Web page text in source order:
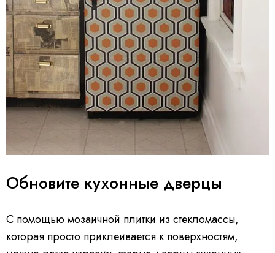
Обновите кухонные дверцы
С помощью мозаичной плитки из стекломассы,
которая просто приклеивается к поверхностям,